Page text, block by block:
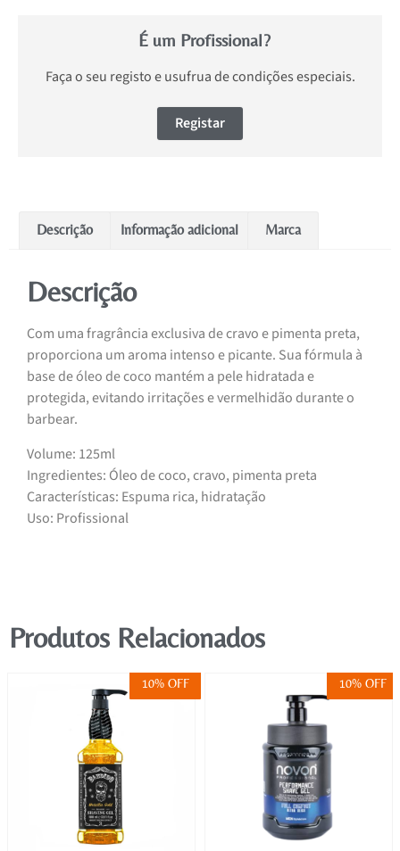
É um Profissional?
Faça o seu registo e usufrua de condições especiais.
Registar
Descrição Informação adicional Marca
Descrição
Com uma fragrância exclusiva de cravo e pimenta preta,
proporciona um aroma intenso e picante. Sua fórmula à
base de óleo de coco mantém a pele hidratada e
protegida, evitando irritações e vermelhidão durante o
barbear.
Volume: 125ml
Ingredientes: Óleo de coco, cravo, pimenta preta
Características: Espuma rica, hidratação
Uso: Profissional
Produtos Relacionados
10% OFF 10% OFF